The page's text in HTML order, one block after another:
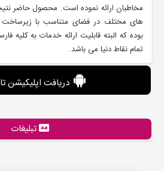
مخاطبان ارائه نموده است. محصول حاضر
های مختلف در فضای متناسب با زیرساخت
بوده که البته قابلیت ارائه خدمات به کلیه
تمام نقاط دنیا می باشد.
دریافت اپلیکیشن
تبلیغات